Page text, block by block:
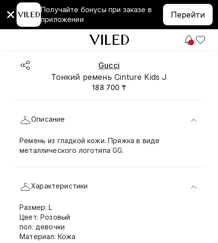
Получайте бонусы при заказе в
приложении
Перейти
Gucci
Тонкий ремень Cinture Kids J
188 700 ₸
Описание
Ремень из гладкой кожи. Пряжка в виде
металлического логотипа GG.
Характеристики
Размер: L
Цвет: Розовый
пол: девочки
Материал: Кожа